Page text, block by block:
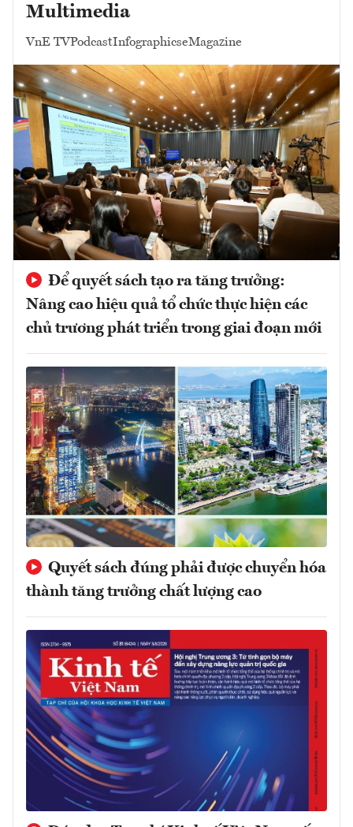
Multimedia
VnE TVPodcastInfographicseMagazine
Để quyết sách tạo ra tăng trưởng:
Nâng cao hiệu quả tổ chức thực hiện các
chủ trương phát triển trong giai đoạn mới
Quyết sách đúng phải được chuyển hóa
thành tăng trưởng chất lượng cao